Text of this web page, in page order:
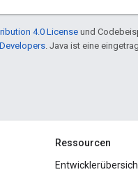
4.0 Licenseund
. Java ist eine
Ressourcen